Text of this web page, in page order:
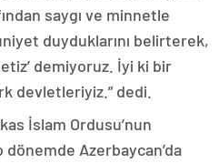
saygı ve minnetle
duyduklarını belirterek,
demiyoruz. İyi ki bir
devletleriyiz.” dedi.
İslam Ordusu’nun
Azerbaycan’da